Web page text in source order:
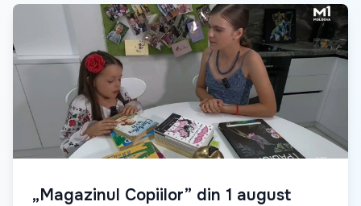
„Magazinul Copiilor” din 1 august